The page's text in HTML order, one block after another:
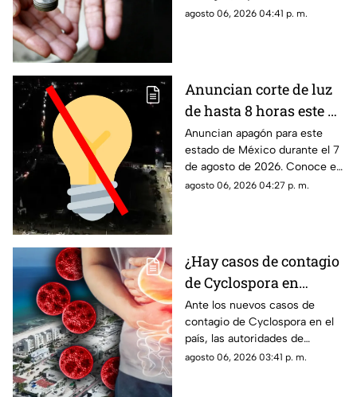
detalles.
agosto 06, 2026 04:41 p. m.
Anuncian corte de luz
de hasta 8 horas este 7
de agosto de 2026: ¿A
qué hora inicia el
apagón y quiénes se
quedarán sin
Anuncian apagón para este
estado de México durante el 7
de agosto de 2026. Conoce el
horario y las colonias que se
agosto 06, 2026 04:27 p. m.
¿Hay casos de contagio
de Cyclospora en
Quintana Roo? Esto
dicen las autoridades
sobre los turistas
contagiados de
Ante los nuevos casos de
contagio de Cyclospora en el
país, las autoridades de
Quintana Roo informaron
agosto 06, 2026 03:41 p. m.